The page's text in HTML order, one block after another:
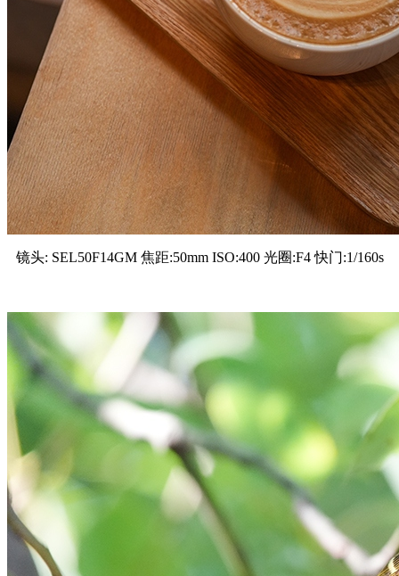
镜头: SEL50F14GM 焦距:50mm ISO:400 光圈:F4 快门:1/160s